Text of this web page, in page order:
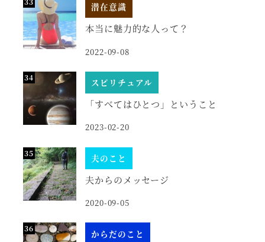
潜在意識
本当に魅力的な人って？
2022-09-08
スピリチュアル
「すべてはひとつ」ということ
2023-02-20
夫のこと
夫からのメッセージ
2020-09-05
からだのこと